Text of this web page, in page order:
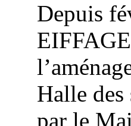
Depuis
Halle
par le